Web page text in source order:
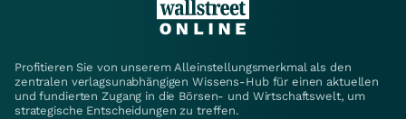
Profitieren Sie von unserem Alleinstellungsmerkmal als den
zentralen verlagsunabhängigen Wissens-Hub für einen aktuellen
und fundierten Zugang in die Börsen- und Wirtschaftswelt, um
strategische Entscheidungen zu treffen.